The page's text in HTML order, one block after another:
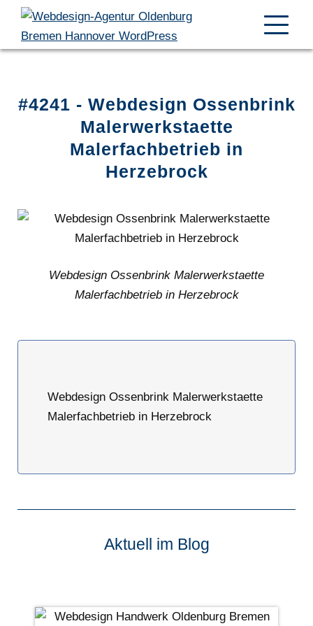
#4241 - Webdesign Ossenbrink
Malerwerkstaette
Malerfachbetrieb in
Herzebrock
Webdesign Ossenbrink Malerwerkstaette
Malerfachbetrieb in Herzebrock
Webdesign Ossenbrink Malerwerkstaette
Malerfachbetrieb in Herzebrock
Aktuell im Blog